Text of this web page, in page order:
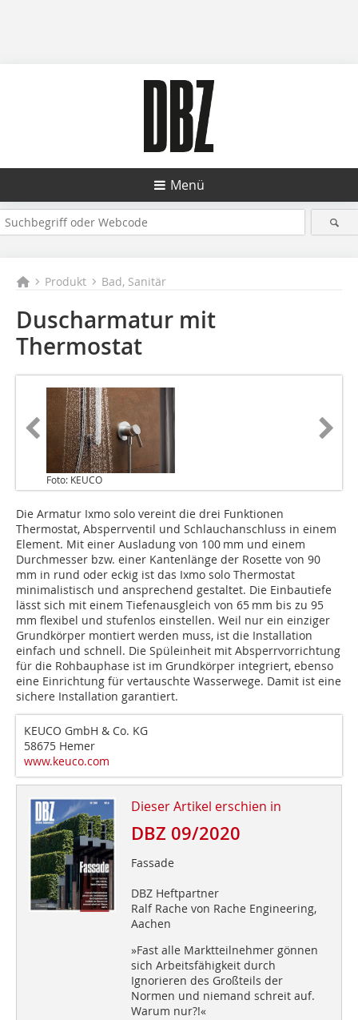
Menü
Produkt Bad, Sanitär
Duscharmatur mit
Thermostat
Foto: KEUCO
Die Armatur Ixmo solo vereint die drei Funktionen
Thermostat, Absperrventil und Schlauchanschluss in einem
Element. Mit einer Ausladung von 100 mm und einem
Durchmesser bzw. einer Kantenlänge der Rosette von 90
mm in rund oder eckig ist das Ixmo solo Thermostat
minimalistisch und ansprechend gestaltet. Die Einbautiefe
lässt sich mit einem Tiefenausgleich von 65 mm bis zu 95
mm flexibel und stufenlos einstellen. Weil nur ein einziger
Grundkörper montiert werden muss, ist die Installation
einfach und schnell. Die Spüleinheit mit Absperrvorrichtung
für die Rohbauphase ist im Grundkörper integriert, ebenso
eine Einrichtung für vertauschte Wasserwege. Damit ist eine
sichere Installation garantiert.
KEUCO GmbH & Co. KG
58675 Hemer
www.keuco.com
Dieser Artikel erschien in
DBZ 09/2020
Fassade
DBZ Heftpartner
Ralf Rache von Rache Engineering,
Aachen
»Fast alle Marktteilnehmer gönnen
sich Arbeitsfähigkeit durch
Ignorieren des Großteils der
Normen und niemand schreit auf.
Warum nur?!«